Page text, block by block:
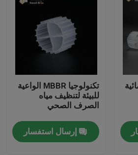
تكنولوجيا MBBR الواعية
للبيئة لتنظيف مياه
الصرف الصحي
إرسال استفسار